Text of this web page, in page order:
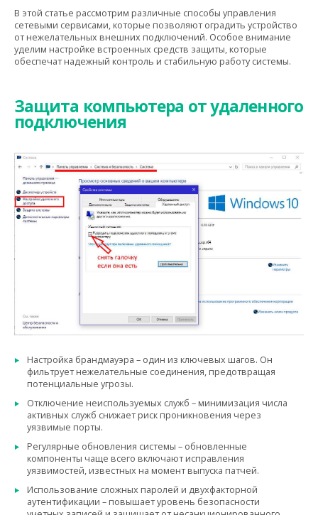
В этой статье рассмотрим различные способы управления
сетевыми сервисами, которые позволяют оградить устройство
от нежелательных внешних подключений. Особое внимание
уделим настройке встроенных средств защиты, которые
обеспечат надежный контроль и стабильную работу системы.
Защита компьютера от удаленного
подключения
Настройка брандмауэра – один из ключевых шагов. Он
фильтрует нежелательные соединения, предотвращая
потенциальные угрозы.
Отключение неиспользуемых служб – минимизация числа
активных служб снижает риск проникновения через
уязвимые порты.
Регулярные обновления системы – обновленные
компоненты чаще всего включают исправления
уязвимостей, известных на момент выпуска патчей.
Использование сложных паролей и двухфакторной
аутентификации – повышает уровень безопасности